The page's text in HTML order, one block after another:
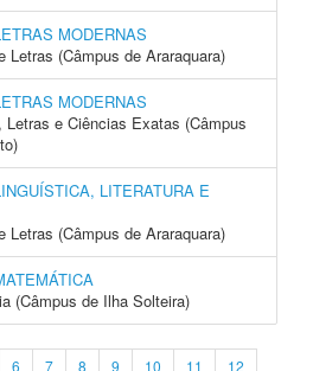
MODERNAS
Letras (Câmpus de Araraquara)
MODERNAS
e Ciências Exatas (Câmpus
LITERATURA E
Letras (Câmpus de Araraquara)
(Câmpus de Ilha Solteira)
6 7 8 9 10 11 12